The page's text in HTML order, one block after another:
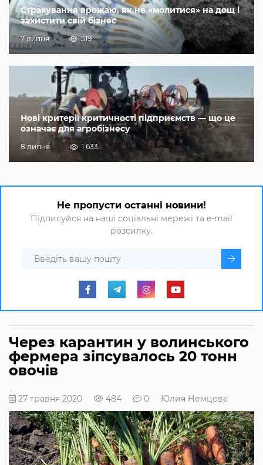
Страхування врожаю, як не «молитися» на дощ і
захистити свій бізнес
7 липня 519
Нові критерії критичності підприємств — що це
означає для агробізнесу
8 липня 1 633
Не пропусти останні новини!
Підписуйся на наші соціальні мережі та e-mail
розсилку.
Через карантин у волинського
фермера зіпсувалось 20 тонн
овочів
27 травня 2020 484 0 Юлия Немцева